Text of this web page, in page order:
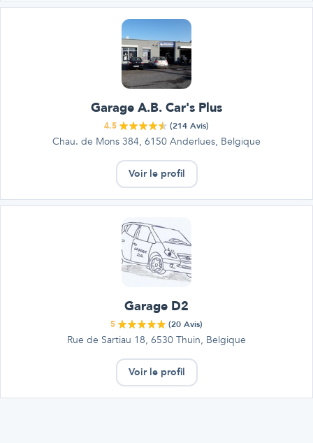
Garage A.B. Car's Plus
4.5 (214 Avis)
Chau. de Mons 384, 6150 Anderlues, Belgique
Voir le profil
Garage D2
5 (20 Avis)
Rue de Sartiau 18, 6530 Thuin, Belgique
Voir le profil